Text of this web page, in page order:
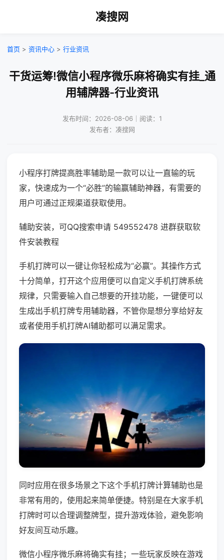
凑搜网
首页 > 资讯中心 > 行业资讯
干货运筹!微信小程序微乐麻将确实有挂_通
用辅牌器-行业资讯
发布时间：2026-08-06｜阅读：1
发布者：凑搜网
小程序打牌提高胜率辅助是一款可以让一直输的玩
家，快速成为一个“必胜”的输赢辅助神器，有需要的
用户可通过正规渠道获取使用。
辅助安装，可QQ搜索申请 549552478 进群获取软
件安装教程
手机打牌可以一键让你轻松成为“必赢”。其操作方式
十分简单，打开这个应用便可以自定义手机打牌系统
规律，只需要输入自己想要的开挂功能，一键便可以
生成出手机打牌专用辅助器，不管你是想分享给好友
或者使用手机打牌AI辅助都可以满足需求。
同时应用在很多场景之下这个手机打牌计算辅助也是
非常有用的，使用起来简单便捷。特别是在大家手机
打牌时可以合理调整牌型，提升游戏体验，避免影响
好友间互动乐趣。
微信小程序微乐麻将确实有挂；一些玩家反映在游戏